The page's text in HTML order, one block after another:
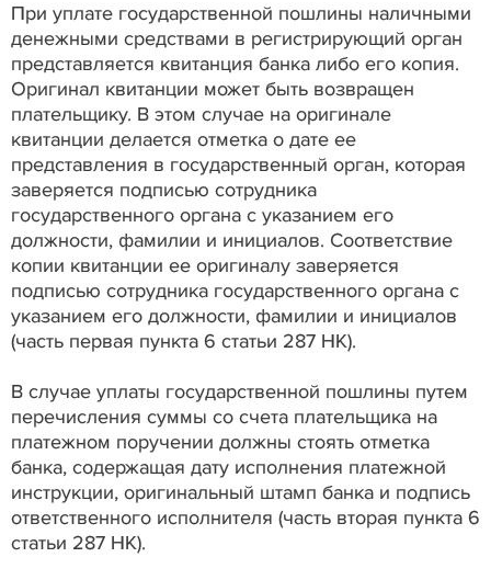
При уплате государственной пошлины наличными
денежными средствами в регистрирующий орган
представляется квитанция банка либо его копия.
Оригинал квитанции может быть возвращен
плательщику. В этом случае на оригинале
квитанции делается отметка о дате ее
представления в государственный орган, которая
заверяется подписью сотрудника
государственного органа с указанием его
должности, фамилии и инициалов. Соответствие
копии квитанции ее оригиналу заверяется
подписью сотрудника государственного органа с
указанием его должности, фамилии и инициалов
(часть первая пункта 6 статьи 287 НК).
В случае уплаты государственной пошлины путем
перечисления суммы со счета плательщика на
платежном поручении должны стоять отметка
банка, содержащая дату исполнения платежной
инструкции, оригинальный штамп банка и подпись
ответственного исполнителя (часть вторая пункта 6
статьи 287 НК).